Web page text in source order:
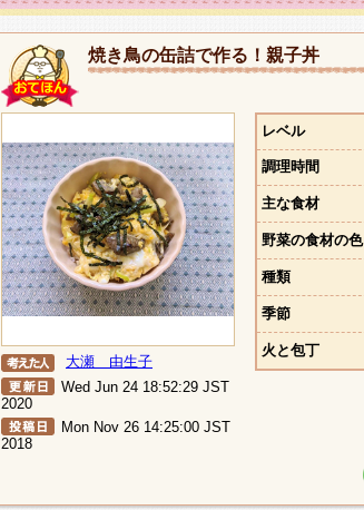
焼き鳥の缶詰で作る！親子丼
大瀬 由生子
Wed Jun 24 18:52:29 JST
2020
Mon Nov 26 14:25:00 JST
2018
レベル
調理時間
主な食材
野菜の食材の色
種類
季節
火と包丁